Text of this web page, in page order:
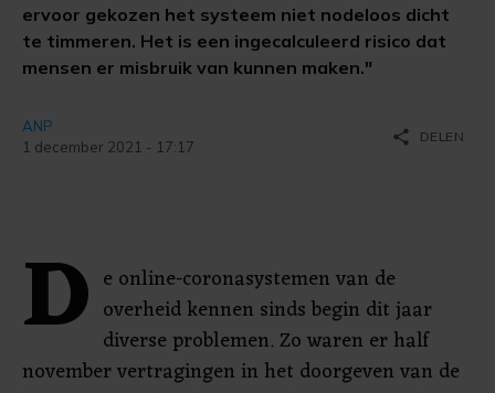
ervoor gekozen het systeem niet nodeloos dicht
te timmeren. Het is een ingecalculeerd risico dat
mensen er misbruik van kunnen maken."
ANP
1 december 2021 - 17:17
share DELEN
D e online-coronasystemen van de
overheid kennen sinds begin dit jaar
diverse problemen. Zo waren er half
november vertragingen in het doorgeven van de